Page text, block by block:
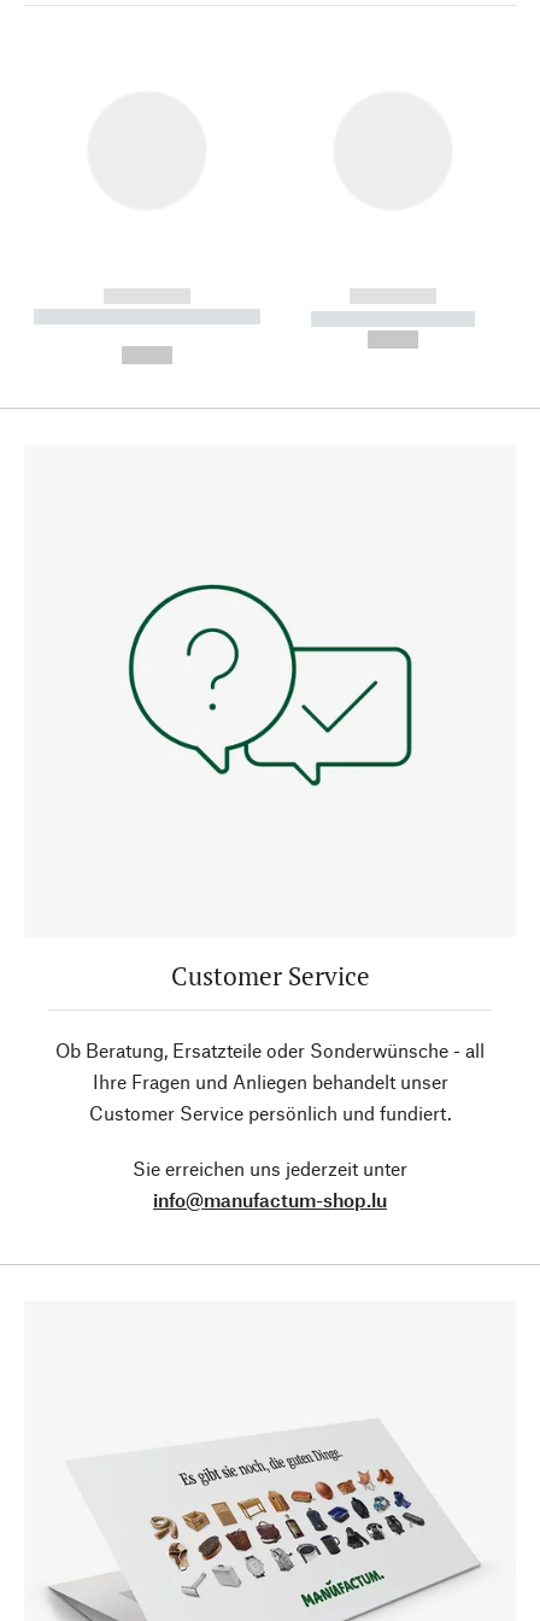
------------
----------- ----------- --------
------------
----------- -----------
Customer Service
Ob Beratung, Ersatzteile oder Sonderwünsche - all
Ihre Fragen und Anliegen behandelt unser
Customer Service persönlich und fundiert.
Sie erreichen uns jederzeit unter
info@manufactum-shop.lu